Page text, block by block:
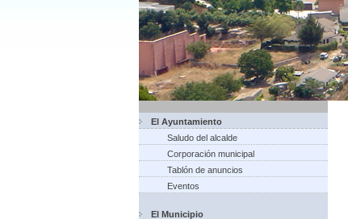
El Ayuntamiento
Saludo del alcalde
Corporación municipal
Tablón de anuncios
Eventos
El Municipio